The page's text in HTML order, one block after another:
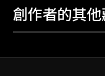
創作者的其他